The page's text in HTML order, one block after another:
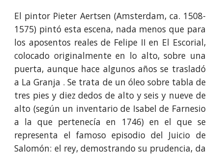
El pintor Pieter Aertsen (Amsterdam, ca. 1508-
1575) pintó esta escena, nada menos que para
los aposentos reales de Felipe II en El Escorial,
colocado originalmente en lo alto, sobre una
puerta, aunque hace algunos años se trasladó
a La Granja . Se trata de un óleo sobre tabla de
tres pies y diez dedos de alto y seis y nueve de
alto (según un inventario de Isabel de Farnesio
a la que pertenecía en 1746) en el que se
representa el famoso episodio del Juicio de
Salomón: el rey, demostrando su prudencia, da